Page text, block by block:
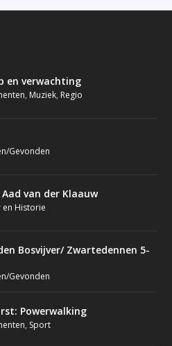
en verwachting
, Muziek, Regio
Gevonden
van der Klaauw
en Historie
Bosvijver/ Zwartedennen 5-
Gevonden
Powerwalking
, Sport